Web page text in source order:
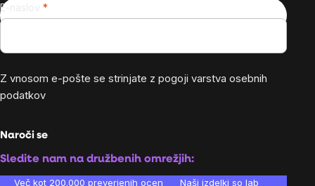
E-naslov
Z vnosom e-pošte se strinjate z pogoji varstva osebnih
podatkov
Naroči se
Sledite nam na družbenih omrežjih:
Več kot 200.000 preverjenih ocen Naši izdelki so laboratorijsko